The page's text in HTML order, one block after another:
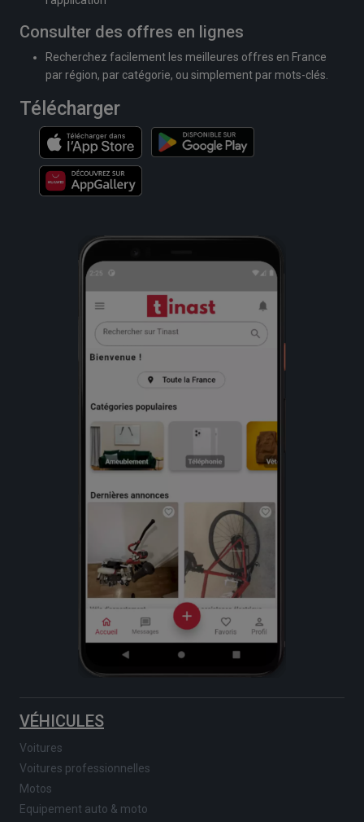
Consulter des offres en lignes
Recherchez facilement les meilleures offres en France
par région, par catégorie, ou simplement par mots-clés.
Télécharger
VÉHICULES
Voitures
Voitures professionnelles
Motos
Equipement auto & moto